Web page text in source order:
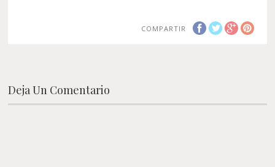
COMPARTIR
Deja Un Comentario